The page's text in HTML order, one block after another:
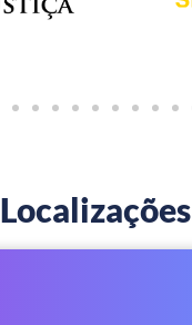
Localizações